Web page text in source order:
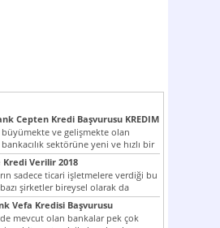
Cepten Kredi Başvurusu KREDIM
ve gelişmekte olan
sektörüne yeni ve hızlı bir
olan...
Kredi Verilir 2018
sadece ticari işletmelere verdiği bu
şirketler bireysel olarak da
Senetle kredi...
Vefa Kredisi Başvurusu
mevcut olan bankalar pek çok